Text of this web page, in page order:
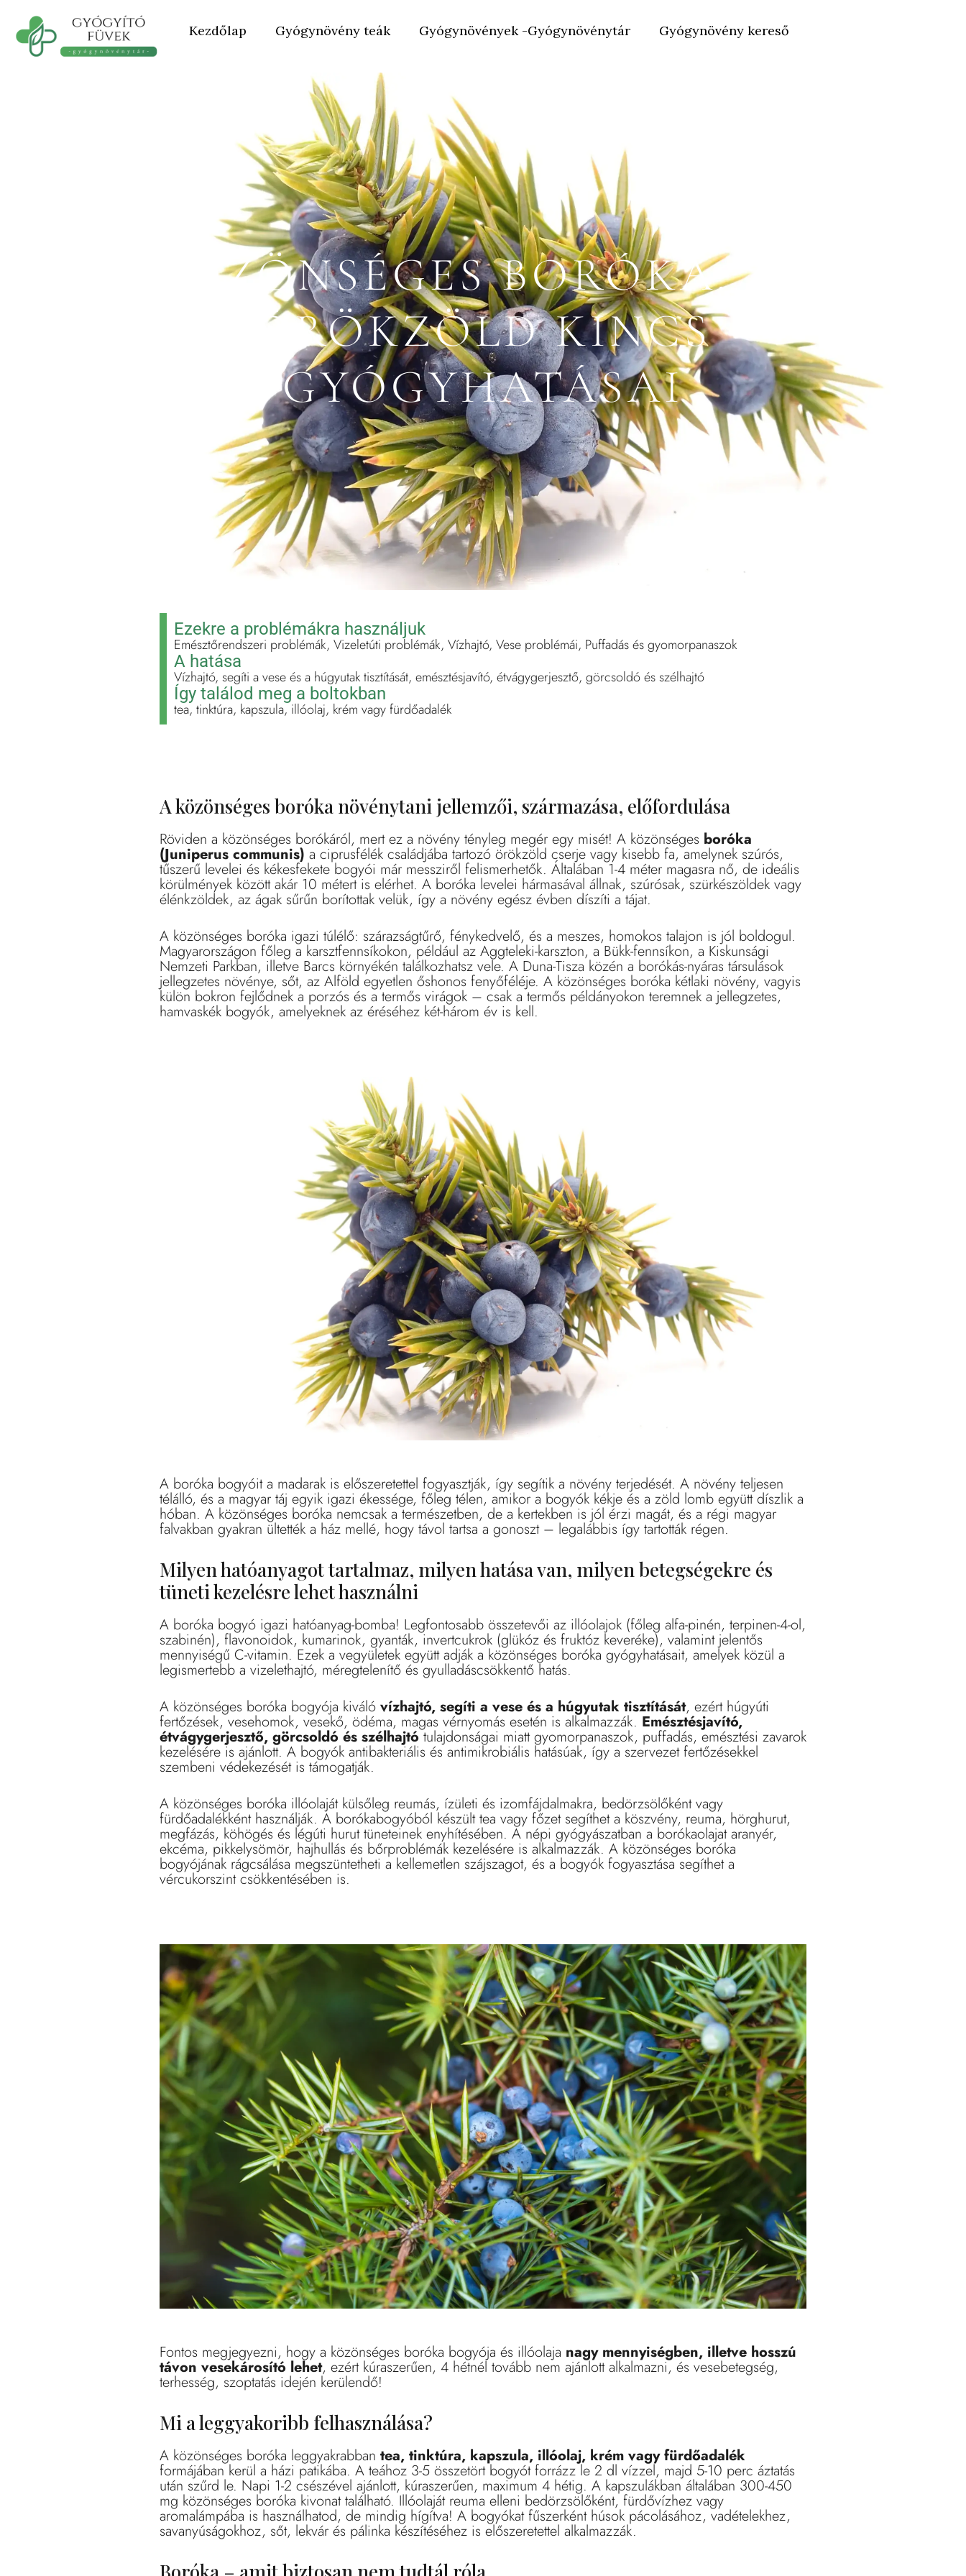
Kezdőlap Gyógynövény teák Gyógynövények -Gyógynövénytár Gyógynövény kereső
KÖZÖNSÉGES BORÓKA: AZ
ÖRÖKZÖLD KINCS
GYÓGYHATÁSAI
Ezekre a problémákra használjuk
Emésztőrendszeri problémák, Vizeletúti problémák, Vízhajtó, Vese problémái, Puffadás és gyomorpanaszok
A hatása
Vízhajtó, segíti a vese és a húgyutak tisztítását, emésztésjavító, étvágygerjesztő, görcsoldó és szélhajtó
Így találod meg a boltokban
tea, tinktúra, kapszula, illóolaj, krém vagy fürdőadalék
A közönséges boróka növénytani jellemzői, származása, előfordulása
Röviden a közönséges borókáról, mert ez a növény tényleg megér egy misét! A közönséges boróka
(Juniperus communis) a ciprusfélék családjába tartozó örökzöld cserje vagy kisebb fa, amelynek szúrós,
tűszerű levelei és kékesfekete bogyói már messziről felismerhetők. Általában 1-4 méter magasra nő, de ideális
körülmények között akár 10 métert is elérhet. A boróka levelei hármasával állnak, szúrósak, szürkészöldek vagy
élénkzöldek, az ágak sűrűn borítottak velük, így a növény egész évben díszíti a tájat.
A közönséges boróka igazi túlélő: szárazságtűrő, fénykedvelő, és a meszes, homokos talajon is jól boldogul.
Magyarországon főleg a karsztfennsíkokon, például az Aggteleki-karszton, a Bükk-fennsíkon, a Kiskunsági
Nemzeti Parkban, illetve Barcs környékén találkozhatsz vele. A Duna-Tisza közén a borókás-nyáras társulások
jellegzetes növénye, sőt, az Alföld egyetlen őshonos fenyőféléje. A közönséges boróka kétlaki növény, vagyis
külön bokron fejlődnek a porzós és a termős virágok – csak a termős példányokon teremnek a jellegzetes,
hamvaskék bogyók, amelyeknek az éréséhez két-három év is kell.
A boróka bogyóit a madarak is előszeretettel fogyasztják, így segítik a növény terjedését. A növény teljesen
télálló, és a magyar táj egyik igazi ékessége, főleg télen, amikor a bogyók kékje és a zöld lomb együtt díszlik a
hóban. A közönséges boróka nemcsak a természetben, de a kertekben is jól érzi magát, és a régi magyar
falvakban gyakran ültették a ház mellé, hogy távol tartsa a gonoszt – legalábbis így tartották régen.
Milyen hatóanyagot tartalmaz, milyen hatása van, milyen betegségekre és
tüneti kezelésre lehet használni
A boróka bogyó igazi hatóanyag-bomba! Legfontosabb összetevői az illóolajok (főleg alfa-pinén, terpinen-4-ol,
szabinén), flavonoidok, kumarinok, gyanták, invertcukrok (glükóz és fruktóz keveréke), valamint jelentős
mennyiségű C-vitamin. Ezek a vegyületek együtt adják a közönséges boróka gyógyhatásait, amelyek közül a
legismertebb a vizelethajtó, méregtelenítő és gyulladáscsökkentő hatás.
A közönséges boróka bogyója kiváló vízhajtó, segíti a vese és a húgyutak tisztítását, ezért húgyúti
fertőzések, vesehomok, vesekő, ödéma, magas vérnyomás esetén is alkalmazzák. Emésztésjavító,
étvágygerjesztő, görcsoldó és szélhajtótulajdonságai miatt gyomorpanaszok, puffadás, emésztési zavarok
kezelésére is ajánlott. A bogyók antibakteriális és antimikrobiális hatásúak, így a szervezet fertőzésekkel
szembeni védekezését is támogatják.
A közönséges boróka illóolaját külsőleg reumás, ízületi és izomfájdalmakra, bedörzsölőként vagy
fürdőadalékként használják. A borókabogyóból készült tea vagy főzet segíthet a köszvény, reuma, hörghurut,
megfázás, köhögés és légúti hurut tüneteinek enyhítésében. A népi gyógyászatban a borókaolajat aranyér,
ekcéma, pikkelysömör, hajhullás és bőrproblémák kezelésére is alkalmazzák. A közönséges boróka
bogyójának rágcsálása megszüntetheti a kellemetlen szájszagot, és a bogyók fogyasztása segíthet a
vércukorszint csökkentésében is.
Fontos megjegyezni, hogy a közönséges boróka bogyója és illóolaja nagy mennyiségben, illetve hosszú
távon vesekárosító lehet, ezért kúraszerűen, 4 hétnél tovább nem ajánlott alkalmazni, és vesebetegség,
terhesség, szoptatás idején kerülendő!
Mi a leggyakoribb felhasználása?
A közönséges boróka leggyakrabban tea, tinktúra, kapszula, illóolaj, krém vagy fürdőadalék
formájában kerül a házi patikába. A teához 3-5 összetört bogyót forrázz le 2 dl vízzel, majd 5-10 perc áztatás
után szűrd le. Napi 1-2 csészével ajánlott, kúraszerűen, maximum 4 hétig. A kapszulákban általában 300-450
mg közönséges boróka kivonat található. Illóolaját reuma elleni bedörzsölőként, fürdővízhez vagy
aromalámpába is használhatod, de mindig hígítva! A bogyókat fűszerként húsok pácolásához, vadételekhez,
savanyúságokhoz, sőt, lekvár és pálinka készítéséhez is előszeretettel alkalmazzák.